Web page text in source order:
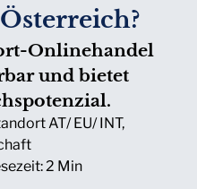
Onlinehandel
und bietet
AT/ EU/ INT,
2 Min